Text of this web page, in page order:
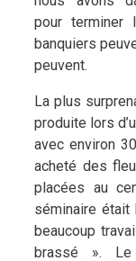
pour
banquiers
peuvent.
La plus
produite lors
avec environ
acheté des
placées au
séminaire
beaucoup
brassé ». Le